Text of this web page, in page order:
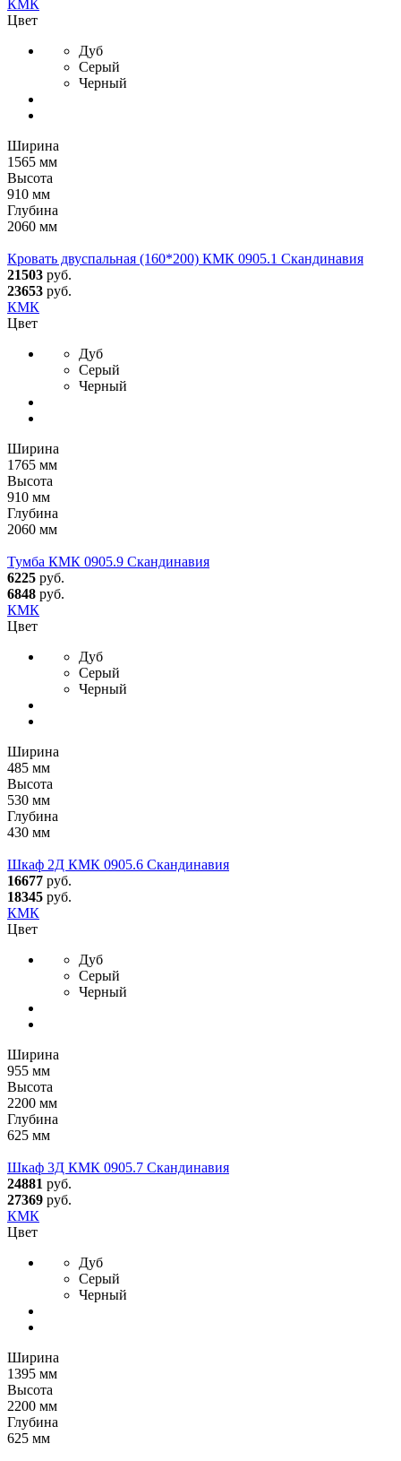
КМК
Цвет
Дуб
Серый
Черный
Ширина
1565 мм
Высота
910 мм
Глубина
2060 мм
Кровать двуспальная (160*200) КМК 0905.1 Скандинавия
21503 руб.
23653 руб.
КМК
Цвет
Дуб
Серый
Черный
Ширина
1765 мм
Высота
910 мм
Глубина
2060 мм
Тумба КМК 0905.9 Скандинавия
6225 руб.
6848 руб.
КМК
Цвет
Дуб
Серый
Черный
Ширина
485 мм
Высота
530 мм
Глубина
430 мм
Шкаф 2Д КМК 0905.6 Скандинавия
16677 руб.
18345 руб.
КМК
Цвет
Дуб
Серый
Черный
Ширина
955 мм
Высота
2200 мм
Глубина
625 мм
Шкаф 3Д КМК 0905.7 Скандинавия
24881 руб.
27369 руб.
КМК
Цвет
Дуб
Серый
Черный
Ширина
1395 мм
Высота
2200 мм
Глубина
625 мм